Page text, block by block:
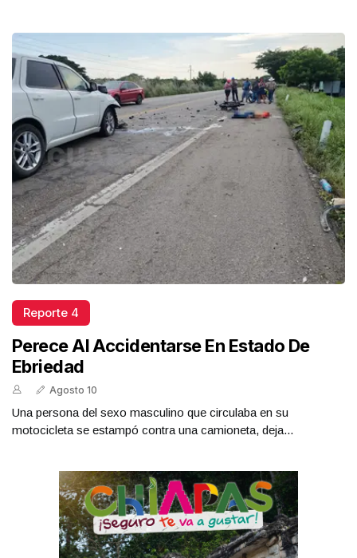
Reporte 4
Perece Al Accidentarse En Estado De
Ebriedad
Agosto 10
Una persona del sexo masculino que circulaba en su
motocicleta se estampó contra una camioneta, deja...